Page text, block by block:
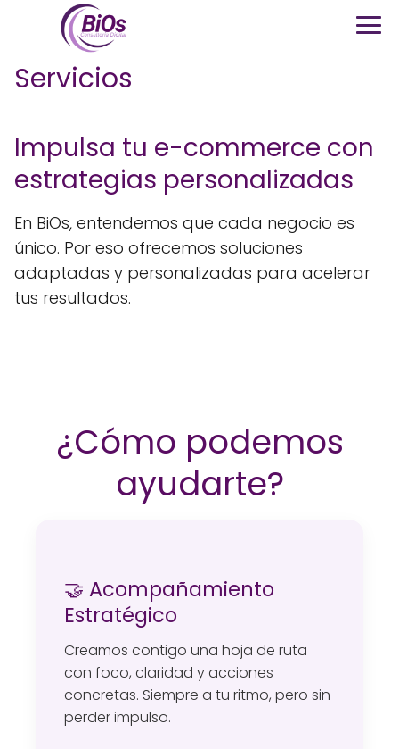
Servicios
Impulsa tu e-commerce con
estrategias personalizadas
En BiOs, entendemos que cada negocio es
único. Por eso ofrecemos soluciones
adaptadas y personalizadas para acelerar
tus resultados.
¿Cómo podemos
ayudarte?
🤝 Acompañamiento
Estratégico
Creamos contigo una hoja de ruta
con foco, claridad y acciones
concretas. Siempre a tu ritmo, pero sin
perder impulso.